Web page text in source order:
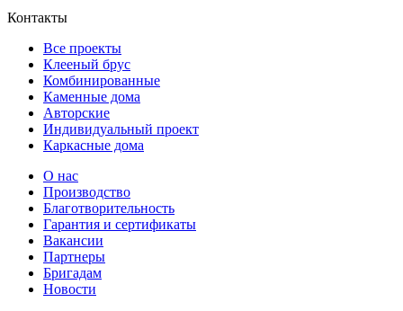
Контакты
Все проекты
Клееный брус
Комбинированные
Каменные дома
Авторские
Индивидуальный проект
Каркасные дома
О нас
Производство
Благотворительность
Гарантия и сертификаты
Вакансии
Партнеры
Бригадам
Новости